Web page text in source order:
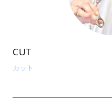
CUT
カット